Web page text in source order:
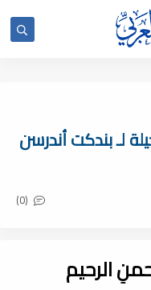
لـ بندكت أندرسن
(0)
الرحيم